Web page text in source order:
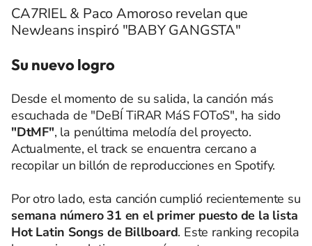
CA7RIEL & Paco Amoroso revelan que
NewJeans inspiró "BABY GANGSTA"
Su nuevo logro
Desde el momento de su salida, la canción más
escuchada de "DeBÍ TiRAR MáS FOToS", ha sido
"DtMF", la penúltima melodía del proyecto.
Actualmente, el track se encuentra cercano a
recopilar un billón de reproducciones en Spotify.
Por otro lado, esta canción cumplió recientemente su
semana número 31 en el primer puesto de la lista
Hot Latin Songs de Billboard. Este ranking recopila